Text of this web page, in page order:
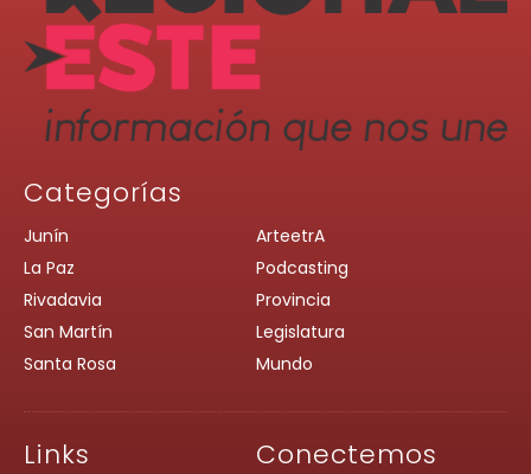
Categorías
Junín
La Paz
Rivadavia
San Martín
Santa Rosa
ArteetrA
Podcasting
Provincia
Legislatura
Mundo
Links Conectemos